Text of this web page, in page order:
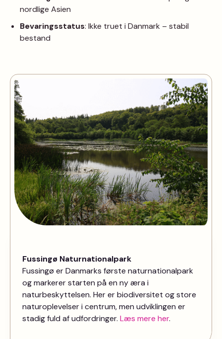
nordlige Asien
Bevaringsstatus: Ikke truet i Danmark – stabil
bestand
Fussingø Naturnationalpark
Fussingø er Danmarks første naturnationalpark
og markerer starten på en ny æra i
naturbeskyttelsen. Her er biodiversitet og store
naturoplevelser i centrum, men udviklingen er
stadig fuld af udfordringer. Læs mere her.